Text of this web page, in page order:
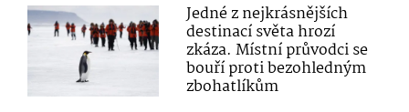
Jedné z nejkrásnějších
destinací světa hrozí
zkáza. Místní průvodci se
bouří proti bezohledným
zbohatlíkům